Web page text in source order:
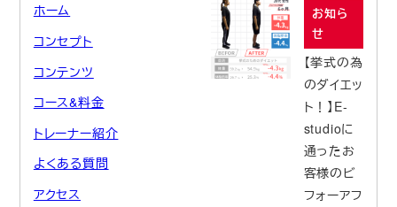
ホーム
コンセプト
コンテンツ
コース&料金
トレーナー紹介
よくある質問
アクセス
お知ら
せ
【挙式の為
のダイエッ
ト！】E-
studioに
通ったお
客様のビ
フォーアフ